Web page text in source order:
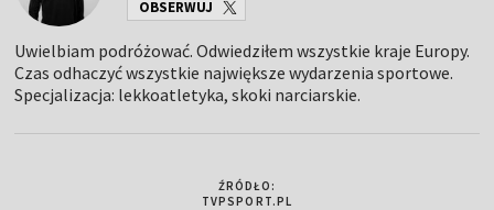
OBSERWUJ
Uwielbiam podróżować. Odwiedziłem wszystkie kraje Europy.
Czas odhaczyć wszystkie największe wydarzenia sportowe.
Specjalizacja: lekkoatletyka, skoki narciarskie.
ŹRÓDŁO:
TVPSPORT.PL